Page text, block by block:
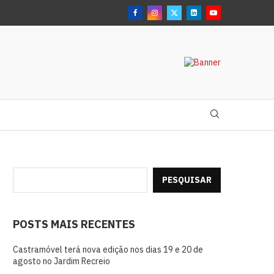
PESQUISAR
POSTS MAIS RECENTES
Castramóvel terá nova edição nos dias 19 e 20 de
agosto no Jardim Recreio